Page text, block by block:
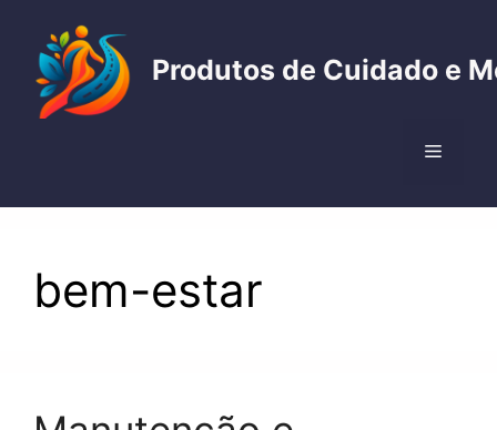
conteúdo
Produtos de Cuidado e
Menu
bem-estar